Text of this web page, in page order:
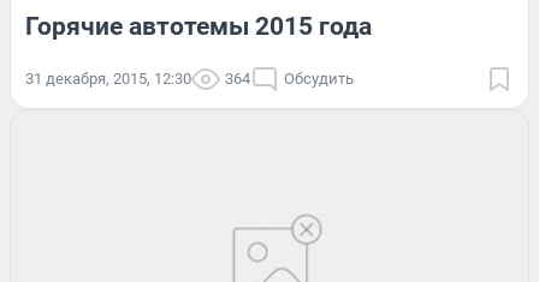
Горячие автотемы 2015 года
31 декабря, 2015, 12:30 364 Обсудить